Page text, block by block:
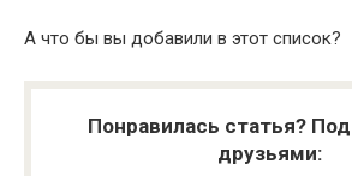
А что бы вы добавили в этот список?
Понравилась статья?
друзьями: